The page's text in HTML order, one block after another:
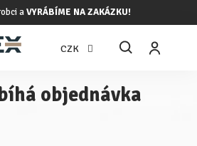
aVYRÁBÍME NA ZAKÁZKU!
CZK
objednávka